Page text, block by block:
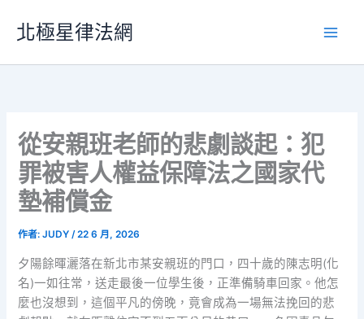
要
北極星律法網
從安親班老師的悲劇談起：犯
罪被害人權益保障法之國家代
墊補償金
作者:JUDY/22 6 月, 2026
夕陽餘暉灑落在新北市某安親班的門口，四十歲的陳志明(化
名)一如往常，送走最後一位學生後，正準備騎車回家。他怎
麼也沒想到，這個平凡的傍晚，竟會成為一場無法挽回的悲